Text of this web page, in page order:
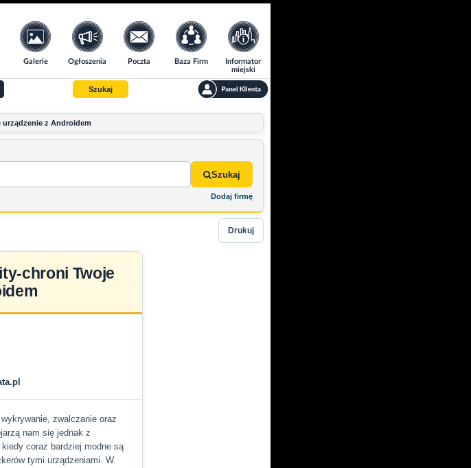
Galerie Ogłoszenia Poczta Baza Firm
Informator
miejski
Szukaj
urządzenie z Androidem
Szukaj
Dodaj firmę
Drukuj
chroni Twoje
zwalczanie oraz
nam się jednak z
coraz bardziej modne są
tymi urządzeniami. W